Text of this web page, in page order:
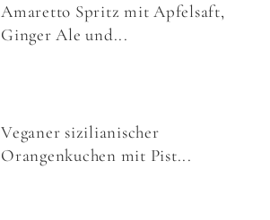
Amaretto Spritz mit Apfelsaft,
Ginger Ale und...
Veganer sizilianischer
Orangenkuchen mit Pist...